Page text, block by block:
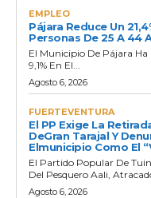
EMPLEO
Pájara Reduce Un
Personas De 25 A 44
El Municipio De Pájara
9,1% En El...
Agosto 6, 2026
FUERTEVENTURA
El PP Exige La
DeGran Tarajal Y
Elmunicipio Como El
El Partido Popular De
Del Pesquero Aali,
Agosto 6, 2026